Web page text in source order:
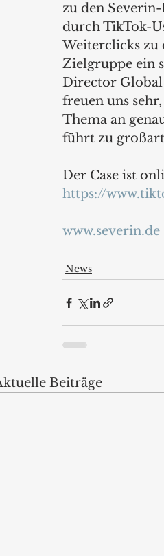
zu den
durch TikTok-
Weiterclicks zu
Zielgruppe ein
Director Global
freuen uns
Thema an
führt zu
Der Case ist
https://
www.severin.de
News
Beiträge